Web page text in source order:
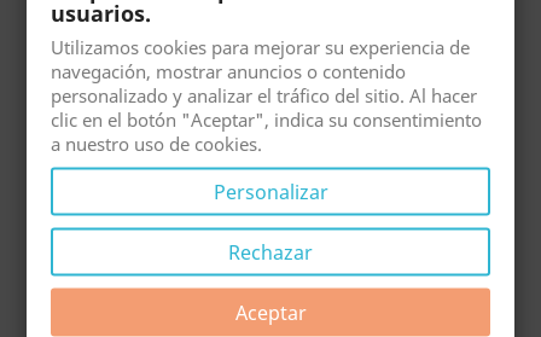
Cojinete Reforzado Persiana
Precio
2,90 €
usuarios.
Utilizamos cookies para mejorar su experiencia de
navegación, mostrar anuncios o contenido
personalizado y analizar el tráfico del sitio. Al hacer
clic en el botón "Aceptar", indica su consentimiento
a nuestro uso de cookies.
Personalizar
Rechazar
Aceptar